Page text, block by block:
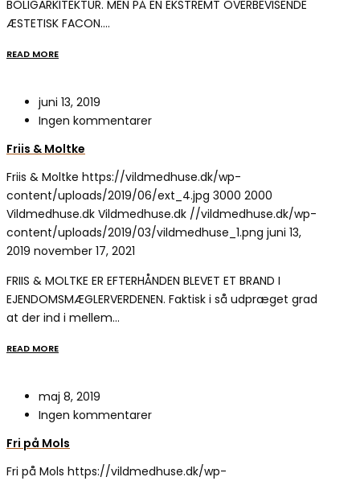
BOLIGARKITEKTUR. MEN PÅ EN EKSTREMT OVERBEVISENDE
ÆSTETISK FACON.…
READ MORE
juni 13, 2019
Ingen kommentarer
Friis & Moltke
Friis & Moltke https://vildmedhuse.dk/wp-
content/uploads/2019/06/ext_4.jpg 3000 2000
Vildmedhuse.dk Vildmedhuse.dk //vildmedhuse.dk/wp-
content/uploads/2019/03/vildmedhuse_1.png juni 13,
2019 november 17, 2021
FRIIS & MOLTKE ER EFTERHÅNDEN BLEVET ET BRAND I
EJENDOMSMÆGLERVERDENEN. Faktisk i så udpræget grad
at der ind i mellem…
READ MORE
maj 8, 2019
Ingen kommentarer
Fri på Mols
Fri på Mols https://vildmedhuse.dk/wp-